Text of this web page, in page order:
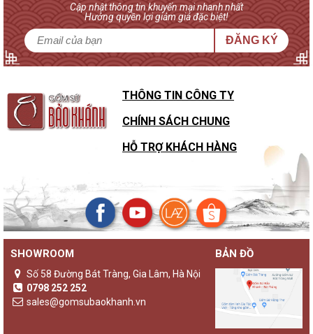
Cập nhật thông tin khuyến mại nhanh nhất
Hưởng quyền lợi giảm giá đặc biệt!
ĐĂNG KÝ
THÔNG TIN CÔNG TY
CHÍNH SÁCH CHUNG
HỖ TRỢ KHÁCH HÀNG
SHOWROOM
Số 58 Đường Bát Tràng, Gia Lâm, Hà Nội
0798 252 252
sales@gomsubaokhanh.vn
BẢN ĐỒ